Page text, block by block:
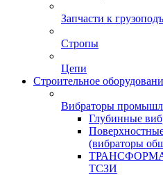
Запчасти к
Стропы
Цепи
Строительное
Вибраторы
Глубинные
(вибраторы
ТСЗИ